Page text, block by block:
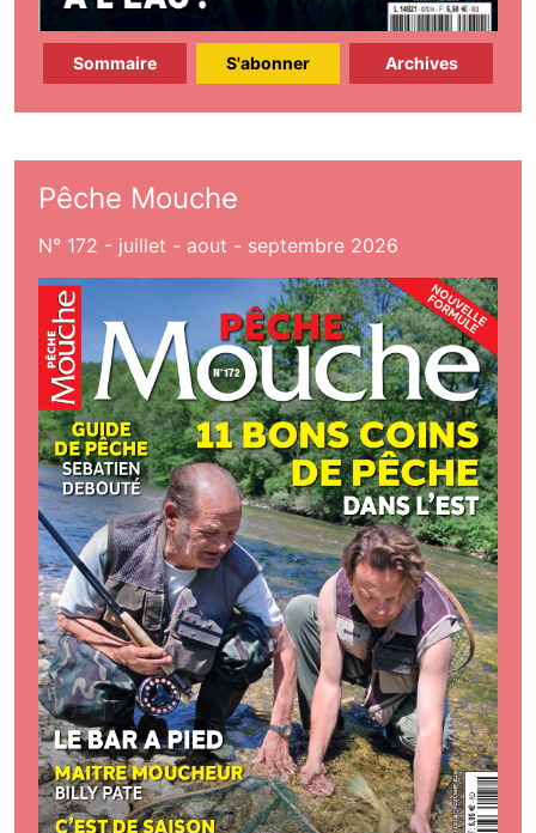
Sommaire S'abonner Archives
Pêche Mouche
N° 172 - juillet - aout - septembre 2026